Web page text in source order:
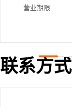
营业期限
联系方式